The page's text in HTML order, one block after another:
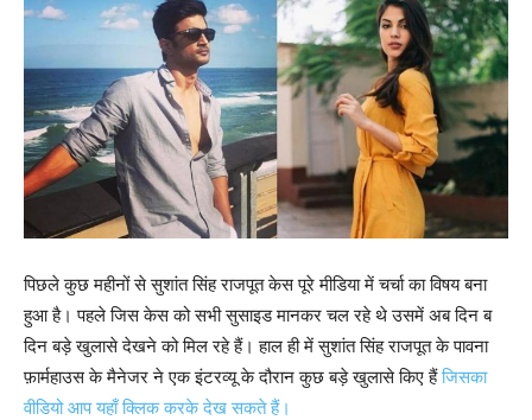
पिछले कुछ महीनों से सुशांत सिंह राजपूत केस पूरे मीडिया में चर्चा का विषय बना
हुआ है। पहले जिस केस को सभी सुसाइड मानकर चल रहे थे उसमें अब दिन ब
दिन बड़े खुलासे देखने को मिल रहे हैं। हाल ही में सुशांत सिंह राजपूत के पावना
फ़ार्महाउस के मैनेजर ने एक इंटरव्यू के दौरान कुछ बड़े खुलासे किए हैंजिसका
वीडियो आप यहाँ क्लिक करके देख सकते हैं।